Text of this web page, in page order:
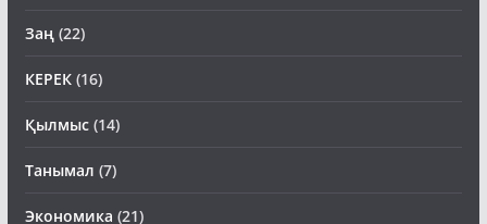
Заң(22)
КЕРЕК(16)
Қылмыс(14)
Танымал (7)
Экономика (21)